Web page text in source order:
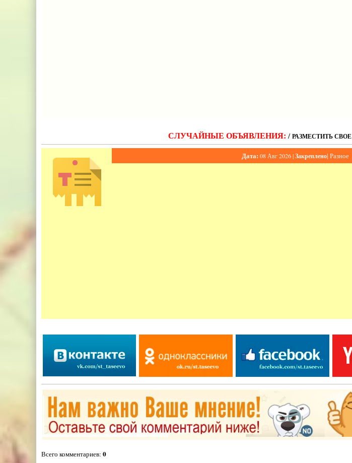
СЛУЧАЙНЫЕ ОБЪЯВЛЕНИЯ: / РАЗМЕСТИТЬ СВОЕ
Дата: 08 Авг 2026 |Закреплено| Разное
Всего комментариев: 0